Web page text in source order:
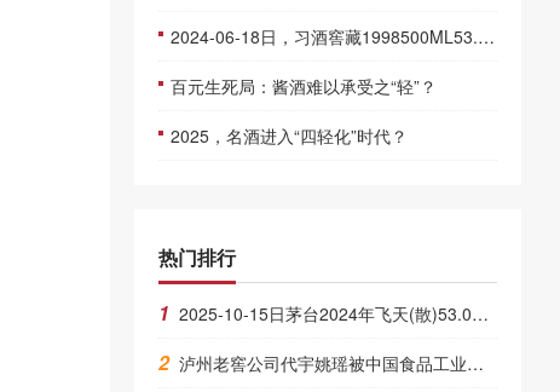
2024-06-18日，习酒窖藏1998500ML53.00度酒每瓶的价格是多少呢？
百元生死局：酱酒难以承受之“轻”？
2025，名酒进入“四轻化”时代？
热门排行
1 2025-10-15日茅台2024年飞天(散)53.00度酒价格为1,790一瓶，下跌 20元
2 泸州老窖公司代宇姚瑶被中国食品工业协会聘任为第八届白酒国家评